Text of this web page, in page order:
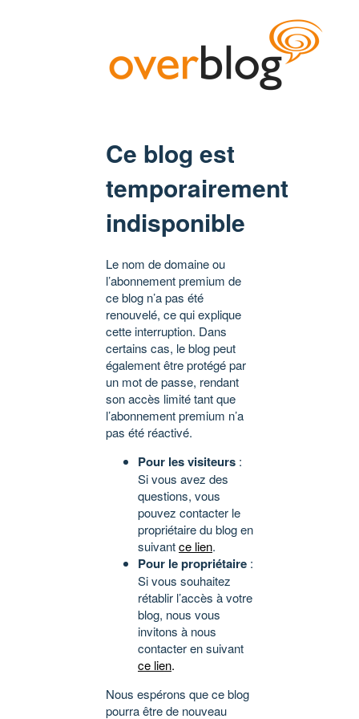
Ce blog est
temporairement
indisponible
Le nom de domaine ou
l’abonnement premium de
ce blog n’a pas été
renouvelé, ce qui explique
cette interruption. Dans
certains cas, le blog peut
également être protégé par
un mot de passe, rendant
son accès limité tant que
l’abonnement premium n’a
pas été réactivé.
Pour les visiteurs :
Si vous avez des
questions, vous
pouvez contacter le
propriétaire du blog en
suivantce lien.
Pour le propriétaire :
Si vous souhaitez
rétablir l’accès à votre
blog, nous vous
invitons à nous
contacter en suivant
ce lien.
Nous espérons que ce blog
pourra être de nouveau